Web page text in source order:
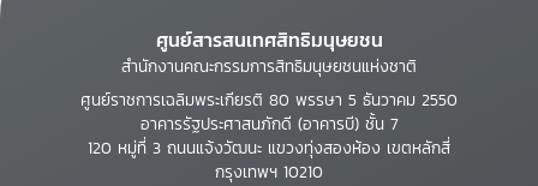
ศูนย์สารสนเทศสิทธิมนุษยชน
สำนักงานคณะกรรมการสิทธิมนุษยชนแห่งชาติ
ศูนย์ราชการเฉลิมพระเกียรติ 80 พรรษา 5 ธันวาคม 2550
อาคารรัฐประศาสนภักดี (อาคารบี) ชั้น 7
120 หมู่ที่ 3 ถนนแจ้งวัฒนะ แขวงทุ่งสองห้อง เขตหลักสี่
กรุงเทพฯ 10210